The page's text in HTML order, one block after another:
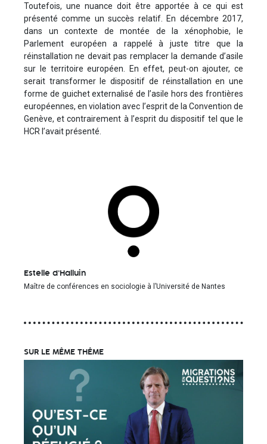
Estelle d'Halluin
Maître de conférences en sociologie à l’Université de Nantes
SUR LE MÊME THÊME
Toutefois, une nuance doit être apportée à ce qui est
présenté comme un succès relatif. En décembre 2017,
dans un contexte de montée de la xénophobie, le
Parlement européen a rappelé à juste titre que la
réinstallation ne devait pas remplacer la demande d’asile
sur le territoire européen. En effet, peut-on ajouter, ce
serait transformer le dispositif de réinstallation en une
forme de guichet externalisé de l’asile hors des frontières
européennes, en violation avec l’esprit de la Convention de
Genève, et contrairement à l’esprit du dispositif tel que le
HCR l’avait présenté.